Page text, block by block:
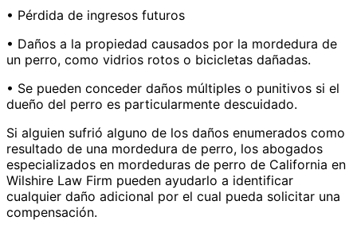
• Pérdida de ingresos futuros
• Daños a la propiedad causados ​​por la mordedura de
un perro, como vidrios rotos o bicicletas dañadas.
• Se pueden conceder daños múltiples o punitivos si el
dueño del perro es particularmente descuidado.
Si alguien sufrió alguno de los daños enumerados como
resultado de una mordedura de perro, los abogados
especializados en mordeduras de perro de California en
Wilshire Law Firm pueden ayudarlo a identificar
cualquier daño adicional por el cual pueda solicitar una
compensación.